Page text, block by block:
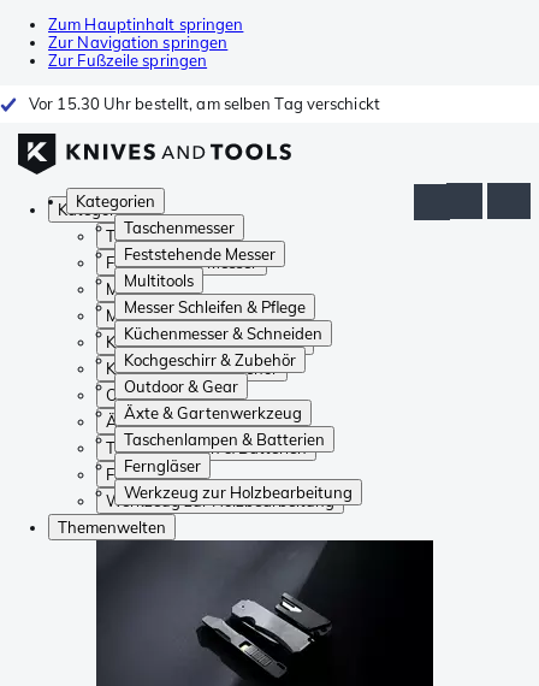
Zum Hauptinhalt springen
Zur Navigation springen
Zur Fußzeile springen
Vor 15.30 Uhr bestellt, am selben Tag verschickt
Kategorien
Taschenmesser
Feststehende Messer
Multitools
Messer Schleifen & Pflege
Küchenmesser & Schneiden
Kochgeschirr & Zubehör
Outdoor & Gear
Äxte & Gartenwerkzeug
Taschenlampen & Batterien
Ferngläser
Werkzeug zur Holzbearbeitung
Kategorien
Taschenmesser
Feststehende Messer
Multitools
Messer Schleifen & Pflege
Küchenmesser & Schneiden
Kochgeschirr & Zubehör
Outdoor & Gear
Äxte & Gartenwerkzeug
Taschenlampen & Batterien
Ferngläser
Werkzeug zur Holzbearbeitung
Themenwelten